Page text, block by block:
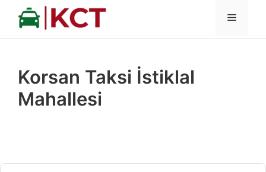
İçeriğe
MENÜ
Korsan Taksi İstiklal
Mahallesi